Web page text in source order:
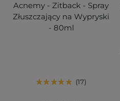
Acnemy - Zitback - Spray
Złuszczający na Wypryski
- 80ml
17